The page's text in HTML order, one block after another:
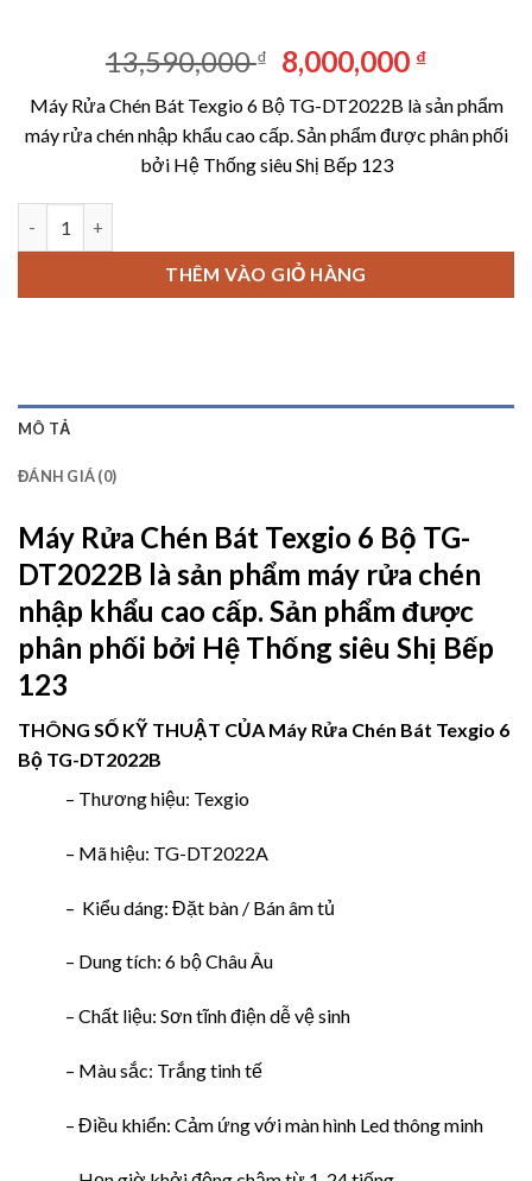
13,590,000₫
Giá
gốc
là:
13,590,000 ₫.
8,000,000 ₫Giá
tại
là:
Máy Rửa Chén Bát Texgio 6 Bộ TG-DT2022B là sản phẩm
máy rửa chén nhập khẩu cao cấp. Sản phẩm được phân phối
bởi Hệ Thống siêu Shị Bếp 123
THÊM VÀO GIỎ HÀNG
MÔ TẢ
ĐÁNH GIÁ (0)
Máy Rửa Chén Bát Texgio 6 Bộ TG-
DT2022B là sản phẩm máy rửa chén
nhập khẩu cao cấp. Sản phẩm được
phân phối bởi Hệ Thống siêu Shị Bếp
123
THÔNG SỐ KỸ THUẬT CỦA Máy Rửa Chén Bát Texgio 6
Bộ TG-DT2022B
– Thương hiệu: Texgio
– Mã hiệu: TG-DT2022A
– Kiểu dáng: Đặt bàn / Bán âm tủ
– Dung tích: 6 bộ Châu Âu
– Chất liệu: Sơn tĩnh điện dễ vệ sinh
– Màu sắc: Trắng tinh tế
– Điều khiển: Cảm ứng với màn hình Led thông minh